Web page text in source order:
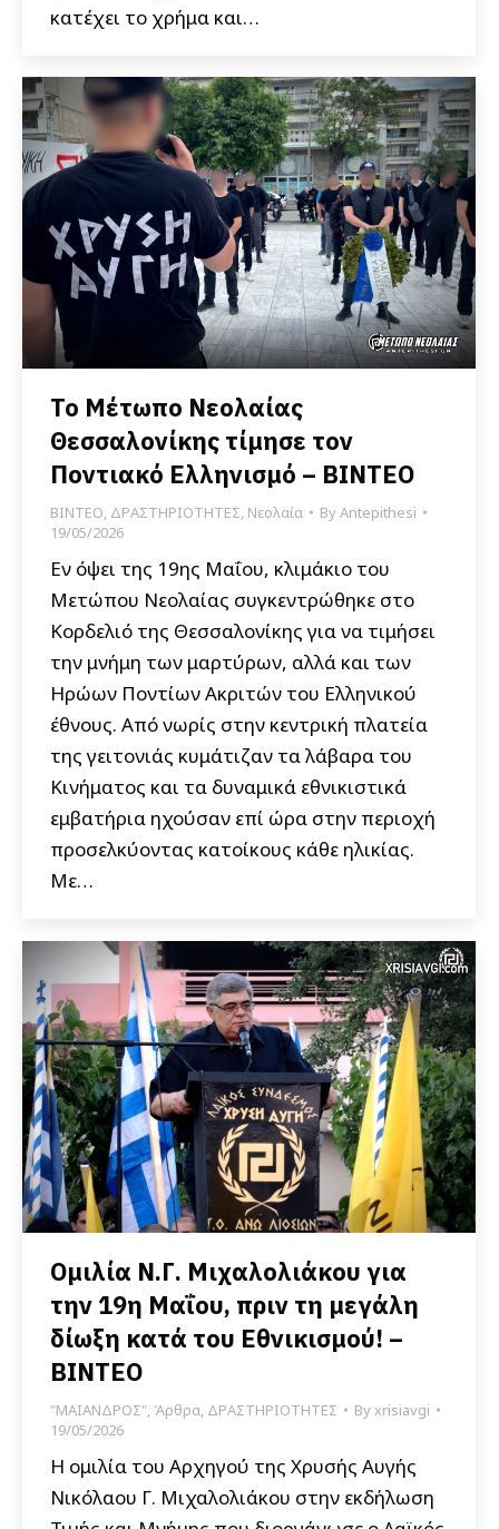
κατέχει το χρήμα και…
Το Μέτωπο Νεολαίας
Θεσσαλονίκης τίμησε τον
Ποντιακό Ελληνισμό – ΒΙΝΤΕΟ
ΒΙΝΤΕΟ ΔΡΑΣΤΗΡΙΟΤΗΤΕΣ Νεολαία ByAntepithesi
19/05/2026
Εν όψει της 19ης Μαΐου, κλιμάκιο του
Μετώπου Νεολαίας συγκεντρώθηκε στο
Κορδελιό της Θεσσαλονίκης για να τιμήσει
την μνήμη των μαρτύρων, αλλά και των
Ηρώων Ποντίων Ακριτών του Ελληνικού
έθνους. Από νωρίς στην κεντρική πλατεία
της γειτονιάς κυμάτιζαν τα λάβαρα του
Κινήματος και τα δυναμικά εθνικιστικά
εμβατήρια ηχούσαν επί ώρα στην περιοχή
προσελκύοντας κατοίκους κάθε ηλικίας.
Με…
Ομιλία Ν.Γ. Μιχαλολιάκου για
την 19η Μαΐου, πριν τη μεγάλη
δίωξη κατά του Εθνικισμού! –
ΒΙΝΤΕΟ
"ΜΑΙΑΝΔΡΟΣ" Άρθρα ΔΡΑΣΤΗΡΙΟΤΗΤΕΣ Byxrisiavgi
19/05/2026
Η ομιλία του Αρχηγού της Χρυσής Αυγής
Νικόλαου Γ. Μιχαλολιάκου στην εκδήλωση